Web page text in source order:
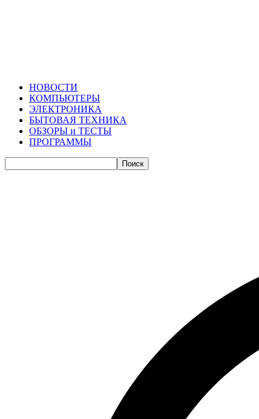
НОВОСТИ
КОМПЬЮТЕРЫ
ЭЛЕКТРОНИКА
БЫТОВАЯ ТЕХНИКА
ОБЗОРЫ и ТЕСТЫ
ПРОГРАММЫ
Поиск